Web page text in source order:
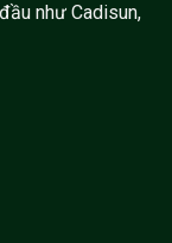
như Cadisun,